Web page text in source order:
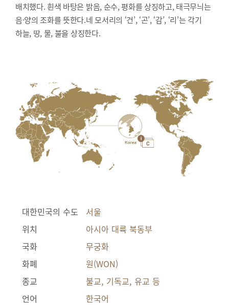
배치했다. 흰색 바탕은 밝음, 순수, 평화를 상징하고, 태극무늬는
음·양의 조화를 뜻한다.네 모서리의 ‘건’, ‘곤’, ‘감’, ‘리’는 각기
하늘, 땅, 물, 불을 상징한다.
대한민국의 수도
서울
위치
아시아 대륙 북동부
국화
무궁화
화폐
원(WON)
종교
불교, 기독교, 유교 등
언어
한국어